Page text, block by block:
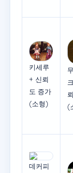
키세루
+ 신뢰
도 증가
(소형)
(
데커피